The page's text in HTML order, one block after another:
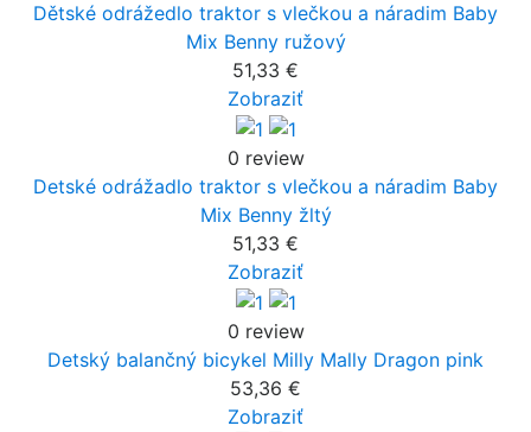
Dětské odrážedlo traktor s vlečkou a náradim Baby
Mix Benny ružový
51,33 €
Zobraziť
0 review
Detské odrážadlo traktor s vlečkou a náradim Baby
Mix Benny žltý
51,33 €
Zobraziť
0 review
Detský balančný bicykel Milly Mally Dragon pink
53,36 €
Zobraziť